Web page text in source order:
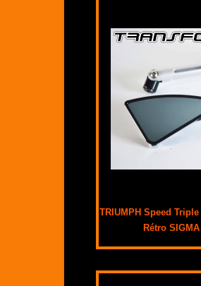
TRIUMPH Speed Triple
Rétro SIGMA